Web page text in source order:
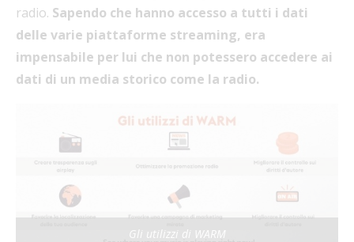
radio. Sapendo che hanno accesso a tutti i dati
delle varie piattaforme streaming, era
impensabile per lui che non potessero accedere ai
dati di un media storico come la radio.
Gli utilizzi di WARM